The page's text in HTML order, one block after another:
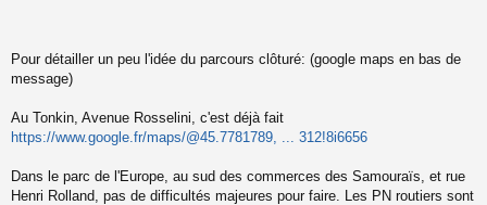
Pour détailler un peu l'idée du parcours clôturé: (google maps en bas de
message)
Au Tonkin, Avenue Rosselini, c'est déjà fait
https://www.google.fr/maps/@45.7781789, ... 312!8i6656
Dans le parc de l'Europe, au sud des commerces des Samouraïs, et rue
Henri Rolland, pas de difficultés majeures pour faire. Les PN routiers sont